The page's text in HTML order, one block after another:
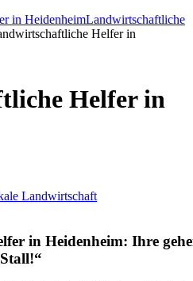
in HeidenheimLandwirtschaftliche
Helfer in
Helfer in
Landwirtschaft
in Heidenheim: Ihre